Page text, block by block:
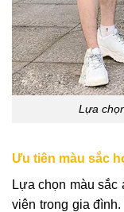
Lựa
Ưu tiên màu sắc
Lựa chọn màu
viên trong gia